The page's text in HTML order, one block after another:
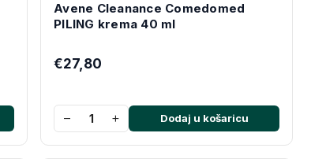
Avene Cleanance Comedomed
PILING krema 40 ml
€27,80
− + Dodaj u košaricu